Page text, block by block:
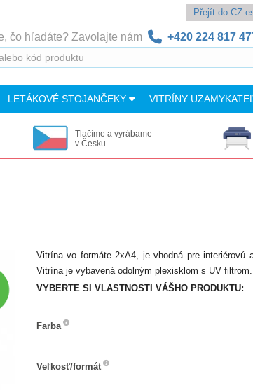
Přejít do CZ
čo hľadáte? Zavolajte nám +420 224 817
LETÁKOVÉ STOJANČEKY VITRÍNY
Tlačíme a vyrábame
v Česku
Vitrína vo formáte 2xA4, je vhodná pre
Vitrína je vybavená odolným plexisklom s UV
VYBERTE SI VLASTNOSTI VÁŠHO PRODUKTU:
Farba
Veľkosť/formát